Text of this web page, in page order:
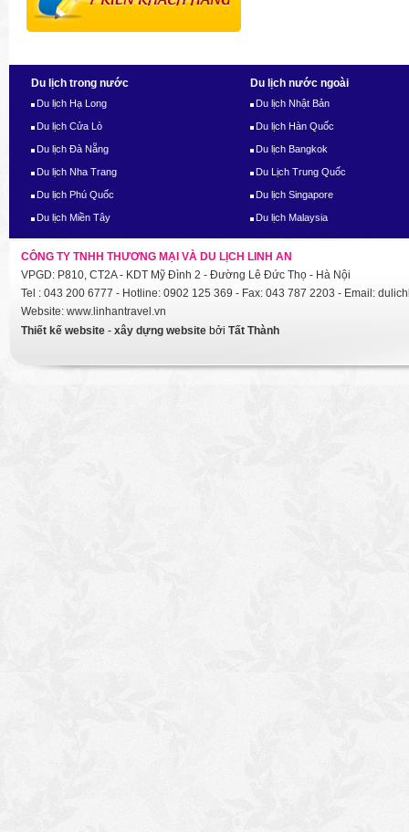
Du lịch trong nước
Du lịch Hạ Long
Du lịch Cửa Lò
Du lịch Đà Nẵng
Du lịch Nha Trang
Du lịch Phú Quốc
Du lịch Miền Tây
Du lịch nước ngoài
Du lịch Nhật Bản
Du lịch Hàn Quốc
Du lịch Bangkok
Du Lịch Trung Quốc
Du lịch Singapore
Du lịch Malaysia
CÔNG TY TNHH THƯƠNG MẠI VÀ DU LỊCH LINH AN
VPGD: P810, CT2A - KDT Mỹ Đình 2 - Đường Lê Đức Thọ - Hà Nội
Tel : 043 200 6777 - Hotline: 0902 125 369 - Fax: 043 787 2203 - Email:
Website: www.linhantravel.vn
Thiết kế website - xây dựng website bởi Tất Thành